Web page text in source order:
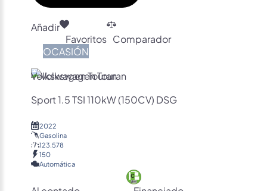
Añadir
Favoritos Comparador
OCASIÓN
Volkswagen Touran
Sport 1.5 TSI 110kW (150CV) DSG
2022
Gasolina
123.578
150
Automática